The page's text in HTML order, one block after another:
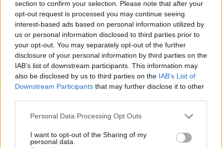
section to confirm your selection. Please note that after your
opt-out request is processed you may continue seeing
interest-based ads based on personal information utilized by
us or personal information disclosed to third parties prior to
your opt-out. You may separately opt-out of the further
disclosure of your personal information by third parties on the
IAB’s list of downstream participants. This information may
also be disclosed by us to third parties on the IAB’s List of
Downstream Participants that may further disclose it to other
Personal Data Processing Opt Outs
I want to opt-out of the Sharing of my
personal data.